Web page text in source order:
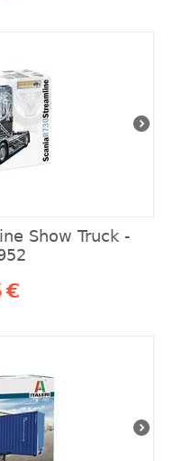
Show Truck -
€